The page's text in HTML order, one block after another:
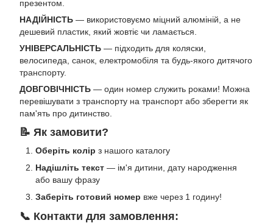
презентом.
НАДІЙНІСТЬ — використовуємо міцний алюміній, а не
дешевий пластик, який жовтіє чи ламається.
УНІВЕРСАЛЬНІСТЬ — підходить для коляски,
велосипеда, санок, електромобіля та будь-якого дитячого
транспорту.
ДОВГОВІЧНІСТЬ — один номер служить роками! Можна
перевішувати з транспорту на транспорт або зберегти як
пам'ять про дитинство.
📝 Як замовити?
Оберіть колір з нашого каталогу
Надішліть текст — ім'я дитини, дату народження
або вашу фразу
Заберіть готовий номер вже через 1 годину!
📞 Контакти для замовлення: